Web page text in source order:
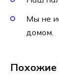
Мы не
домом.
Похожие